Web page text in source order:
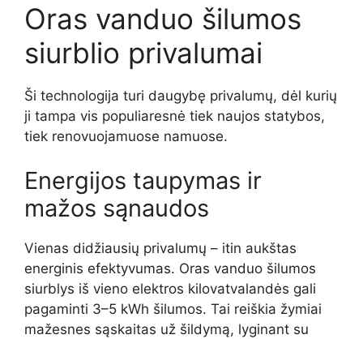
Oras vanduo šilumos
siurblio privalumai
Ši technologija turi daugybę privalumų, dėl kurių
ji tampa vis populiaresnė tiek naujos statybos,
tiek renovuojamuose namuose.
Energijos taupymas ir
mažos sąnaudos
Vienas didžiausių privalumų – itin aukštas
energinis efektyvumas. Oras vanduo šilumos
siurblys iš vieno elektros kilovatvalandės gali
pagaminti 3–5 kWh šilumos. Tai reiškia žymiai
mažesnes sąskaitas už šildymą, lyginant su